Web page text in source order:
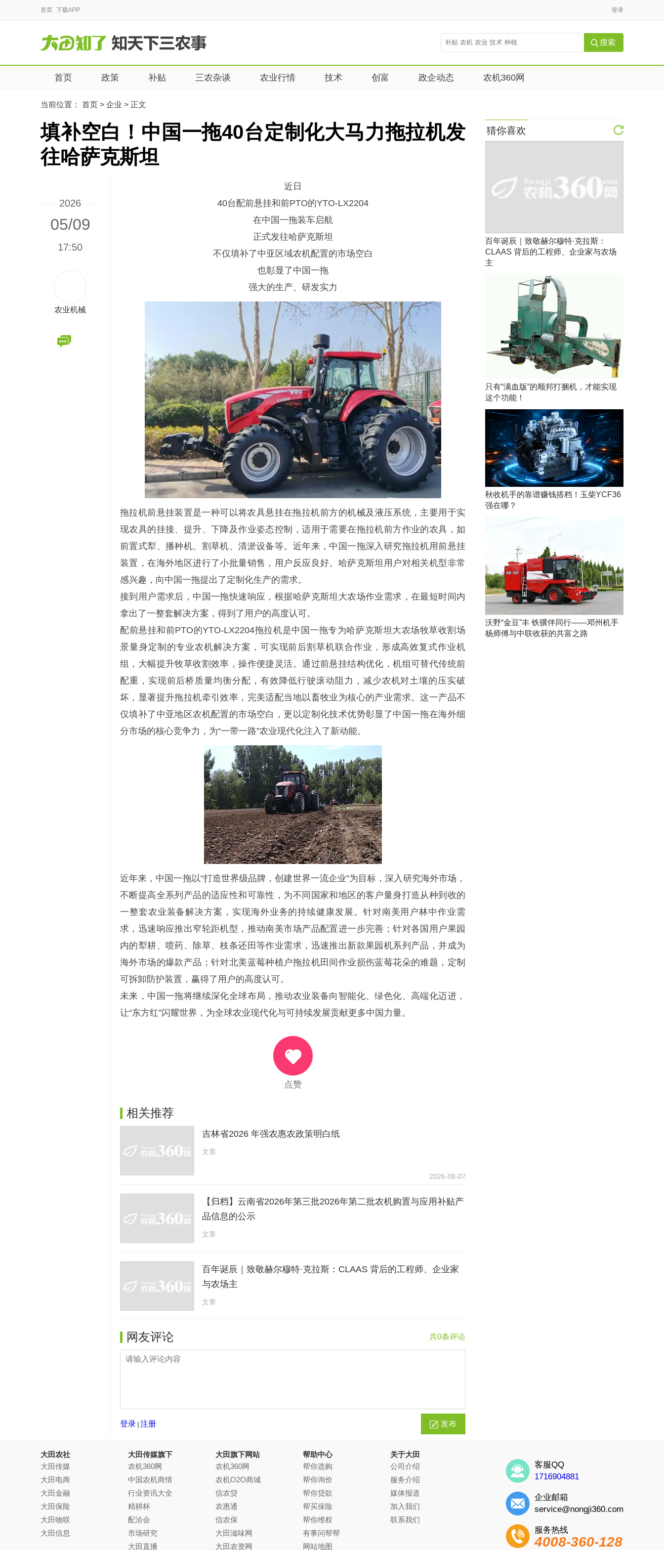
首页 下载APP 登录
首页 政策 补贴 三农杂谈 农业行情 技术 创富 政企动态 农机360网
当前位置： 首页 > 企业 > 正文
填补空白！中国一拖40台定制化大马力拖拉机发
往哈萨克斯坦
2026
05/09
17:50
农业机械
近日
40台配前悬挂和前PTO的YTO-LX2204
在中国一拖装车启航
正式发往哈萨克斯坦
不仅填补了中亚区域农机配置的市场空白
也彰显了中国一拖
强大的生产、研发实力
拖拉机前悬挂装置是一种可以将农具悬挂在拖拉机‌前方‌的机械及液压系统，主要用于实
现农具的挂接、提升、下降及作业姿态控制，适用于需要在拖拉机前方作业的农具，如
前置式犁、播种机、割草机、清淤设备等。近年来，中国一拖深入研究拖拉机用前悬挂
装置，在海外地区进行了小批量销售，用户反应良好。哈萨克斯坦用户对相关机型非常
感兴趣，向中国一拖提出了定制化生产的需求。
接到用户需求后，中国一拖快速响应，根据哈萨克斯坦大农场作业需求，在最短时间内
拿出了一整套解决方案，得到了用户的高度认可。
配前悬挂和前PTO的YTO-LX2204拖拉机是中国一拖专为哈萨克斯坦大农场牧草收割场
景量身定制的专业农机解决方案，可实现前后割草机联合作业，形成高效复式作业机
组，大幅提升牧草收割效率，操作便捷灵活。通过前悬挂结构优化，机组可替代传统前
配重，实现前后桥质量均衡分配，有效降低行驶滚动阻力，减少农机对土壤的压实破
坏，显著提升拖拉机牵引效率，完美适配当地以畜牧业为核心的产业需求。这一产品不
仅填补了中亚地区农机配置的市场空白，更以定制化技术优势彰显了中国一拖在海外细
分市场的核心竞争力，为“一带一路”农业现代化注入了新动能。
近年来，中国一拖以“打造世界级品牌，创建世界一流企业”为目标，深入研究海外市场，
不断提高全系列产品的适应性和可靠性，为不同国家和地区的客户量身打造从种到收的
一整套农业装备解决方案，实现海外业务的持续健康发展。针对南美用户林中作业需
求，迅速响应推出窄轮距机型，推动南美市场产品配置进一步完善；针对各国用户果园
内的犁耕、喷药、除草、枝条还田等作业需求，迅速推出新款果园机系列产品，并成为
海外市场的爆款产品；针对北美蓝莓种植户拖拉机田间作业损伤蓝莓花朵的难题，定制
可拆卸防护装置，赢得了用户的高度认可。
未来，中国一拖将继续深化全球布局，推动农业装备向智能化、绿色化、高端化迈进，
让“东方红”闪耀世界，为全球农业现代化与可持续发展贡献更多中国力量。
点赞
相关推荐
吉林省2026 年强农惠农政策明白纸
文章
2026-08-07
【归档】云南省2026年第三批2026年第二批农机购置与应用补贴产
品信息的公示
文章
百年诞辰｜致敬赫尔穆特·克拉斯：CLAAS 背后的工程师、企业家
与农场主
文章
共0条评论
网友评论
登录 注册 发布
猜你喜欢
百年诞辰｜致敬赫尔穆特·克拉斯：
CLAAS 背后的工程师、企业家与农场
主
只有“满血版”的顺邦打捆机，才能实现
这个功能！
秋收机手的靠谱赚钱搭档！玉柴YCF36
强在哪？
沃野“金豆”丰 铁骥伴同行——邓州机手
杨师傅与中联收获的共富之路
大田农社
大田传媒
大田电商
大田金融
大田保险
大田物联
大田信息
大田传媒旗下
农机360网
中国农机商情
行业资讯大全
精耕杯
配洽会
市场研究
大田直播
大田旗下网站
农机360网
农机O2O商城
信农贷
农惠通
信农保
大田滋味网
大田农资网
帮助中心
帮你选购
帮你询价
帮你贷款
帮买保险
帮你维权
有事问帮帮
网站地图
关于大田
公司介绍
服务介绍
媒体报道
加入我们
联系我们
客服QQ
1716904881
企业邮箱
service@nongji360.com
服务热线
4008-360-128